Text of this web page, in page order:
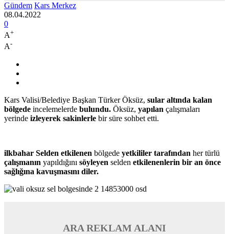
Gündem Kars Merkez
08.04.2022
0
A+
A-
Kars Valisi/Belediye Başkan Türker Öksüz, sular altında kalan
bölgede incelemelerde bulundu. Öksüz, yapılan çalışmaları
yerinde izleyerek sakinlerle bir süre sohbet etti.
ilkbahar Selden etkilenen bölgede yetkililer tarafından her türlü
çalışmanın yapıldığını söyleyen selden etkilenenlerin bir an önce
sağlığına kavuşmasını diler.
ARA REKLAM ALANI